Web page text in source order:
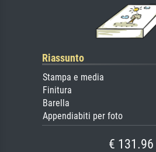
Riassunto
Stampa e media
Finitura
Barella
Appendiabiti per foto
€ 131.96